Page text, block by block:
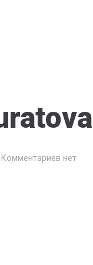
Комментариев нет